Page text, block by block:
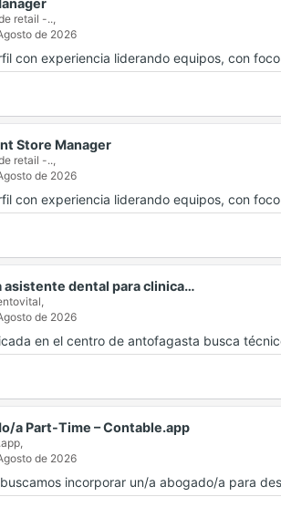
retail -..,
de 2026
con experiencia liderando equipos, con
Store Manager
retail -..,
de 2026
con experiencia liderando equipos, con
asistente dental para clinica…
de 2026
en el centro de antofagasta busca
a Part-Time – Contable.app
de 2026
incorporar un/a abogado/a para